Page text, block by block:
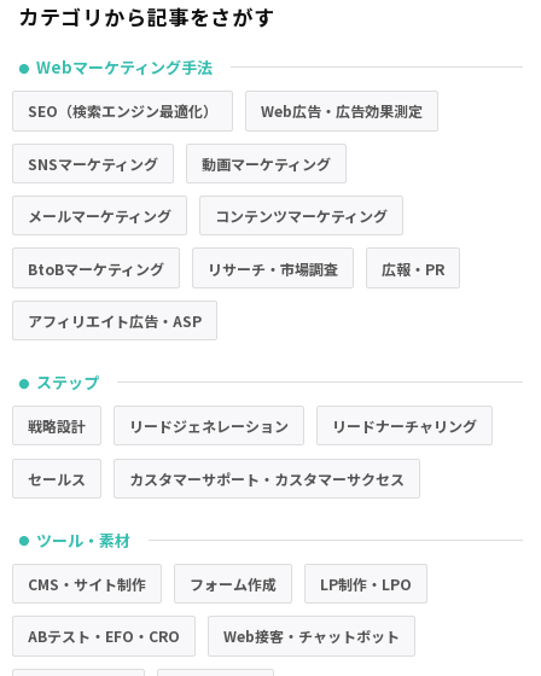
カテゴリから記事をさがす
● Webマーケティング手法
SEO（検索エンジン最適化） Web広告・広告効果測定
SNSマーケティング 動画マーケティング
メールマーケティング コンテンツマーケティング
BtoBマーケティング リサーチ・市場調査 広報・PR
アフィリエイト広告・ASP
● ステップ
戦略設計 リードジェネレーション リードナーチャリング
セールス カスタマーサポート・カスタマーサクセス
● ツール・素材
CMS・サイト制作 フォーム作成 LP制作・LPO
ABテスト・EFO・CRO Web接客・チャットボット